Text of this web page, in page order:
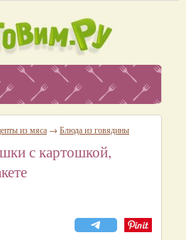
из мяса → Блюда из говядины
с картошкой,